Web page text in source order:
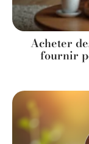
Acheter
fournir